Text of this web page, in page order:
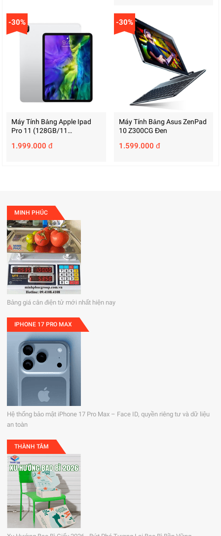
-30%
Máy Tính Bảng Apple Ipad
Pro 11 (128GB/11
1.999.000 đ
-30%
Máy Tính Bảng Asus ZenPad
10 Z300CG Đen
1.599.000 đ
MINH PHÚC
Bảng giá cân điện tử mới nhất hiện nay
IPHONE 17 PRO MAX
Hệ thống bảo mật iPhone 17 Pro Max – Face ID, quyền riêng tư và dữ liệu
an toàn
THÀNH TÂM